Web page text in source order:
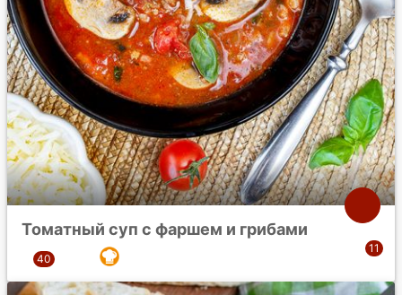
Томатный суп с фаршем и грибами